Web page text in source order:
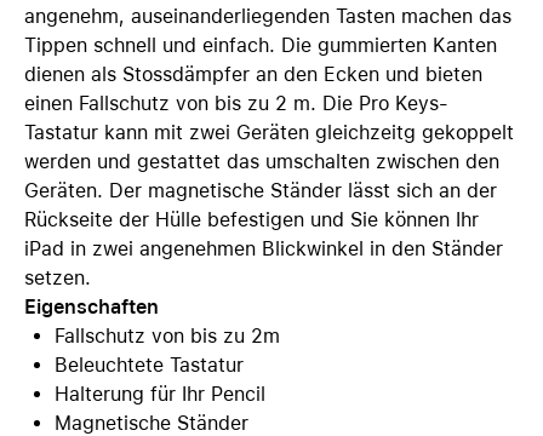
angenehm, auseinanderliegenden Tasten machen das
Tippen schnell und einfach. Die gummierten Kanten
dienen als Stossdämpfer an den Ecken und bieten
einen Fallschutz von bis zu 2 m. Die Pro Keys-
Tastatur kann mit zwei Geräten gleichzeitg gekoppelt
werden und gestattet das umschalten zwischen den
Geräten. Der magnetische Ständer lässt sich an der
Rückseite der Hülle befestigen und Sie können Ihr
iPad in zwei angenehmen Blickwinkel in den Ständer
setzen.
Eigenschaften
Fallschutz von bis zu 2m
Beleuchtete Tastatur
Halterung für Ihr Pencil
Magnetische Ständer